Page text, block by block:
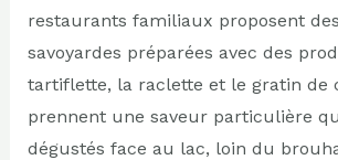
restaurants familiaux proposent
savoyardes préparées avec des
tartiflette, la raclette et le gratin de
prennent une saveur particulière
dégustés face au lac, loin du